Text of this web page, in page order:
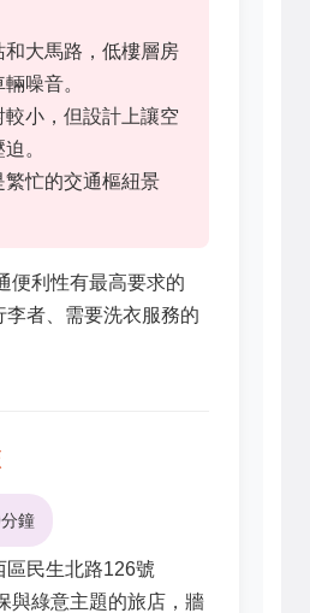
和大馬路，低樓層房
噪音。
較小，但設計上讓空
。
繁忙的交通樞紐景
便利性有最高要求的
李者、需要洗衣服務的
鐘
區民生北路126號
與綠意主題的旅店，牆